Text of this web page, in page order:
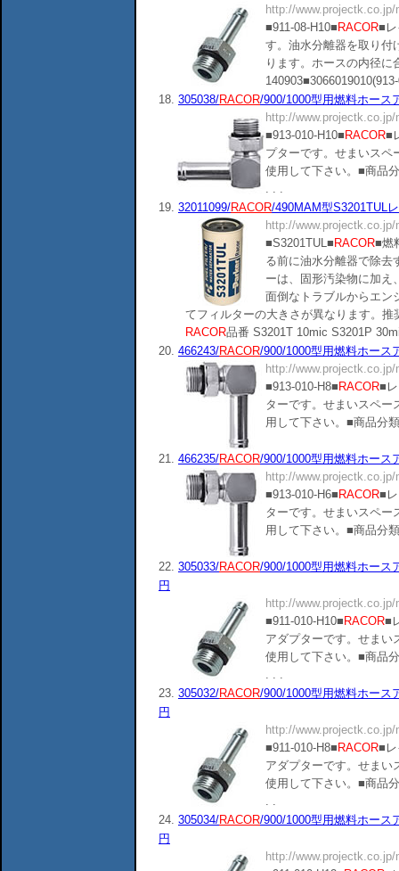
http://
■911-08-H10■ RACOR■レ
す。油水分離器を取り付
ります。ホースの内径
18. 305038/RACOR/900/1000型用燃料ホース
http://
■913-010-H10■ RACOR■
プターです。せまいスペ
使用して下さい。■商品
. . .
19. 32011099/RACOR/490MAM型S3201TUL
http://
■S3201TUL■ RACOR■燃
る前に油水分離器で除去
ーは、固形汚染物に加え
面倒なトラブルからエン
てフィルターの大きさが異なります。
RACOR品番 S3201T 10mic S3201P
20. 466243/RACOR/900/1000型用燃料ホース
http://
■913-010-H8■ RACOR■
ターです。せまいスペー
用して下さい。■商品分
21. 466235/RACOR/900/1000型用燃料ホース
http://
■913-010-H6■ RACOR■
ターです。せまいスペー
用して下さい。■商品分
22. 305033/RACOR/900/1000型用燃料ホース
円
http://
■911-010-H10■ RACOR■
アダプターです。せまい
使用して下さい。■商品
. . .
23. 305032/RACOR/900/1000型用燃料ホース
円
http://
■911-010-H8■ RACOR■レ
アダプターです。せまい
使用して下さい。■商品
. .
24. 305034/RACOR/900/1000型用燃料ホース
円
http://